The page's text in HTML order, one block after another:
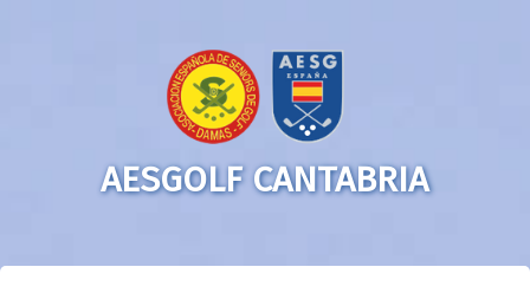
AESGOLF CANTABRIA